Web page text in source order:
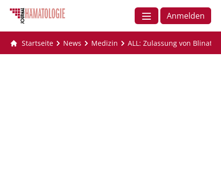
Anmelden
Startseite News Medizin ALL: Zulassung von